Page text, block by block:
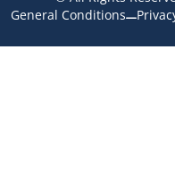
General Conditions